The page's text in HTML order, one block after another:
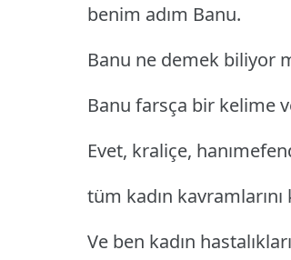
benim adım Banu.
Banu ne demek biliyor
Banu farsça bir kelime
Evet, kraliçe,
tüm kadın
Ve ben kadın